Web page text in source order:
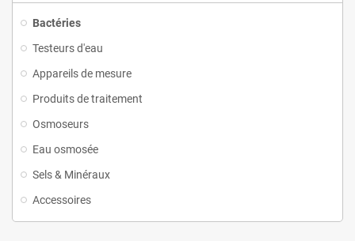
Bactéries
Testeurs d'eau
Appareils de mesure
Produits de traitement
Osmoseurs
Eau osmosée
Sels & Minéraux
Accessoires